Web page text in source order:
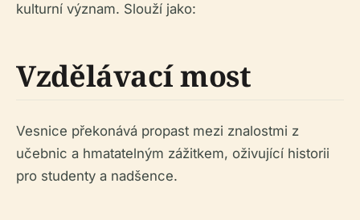
kulturní význam. Slouží jako:
Vzdělávací most
Vesnice překonává propast mezi znalostmi z
učebnic a hmatatelným zážitkem, oživující historii
pro studenty a nadšence.